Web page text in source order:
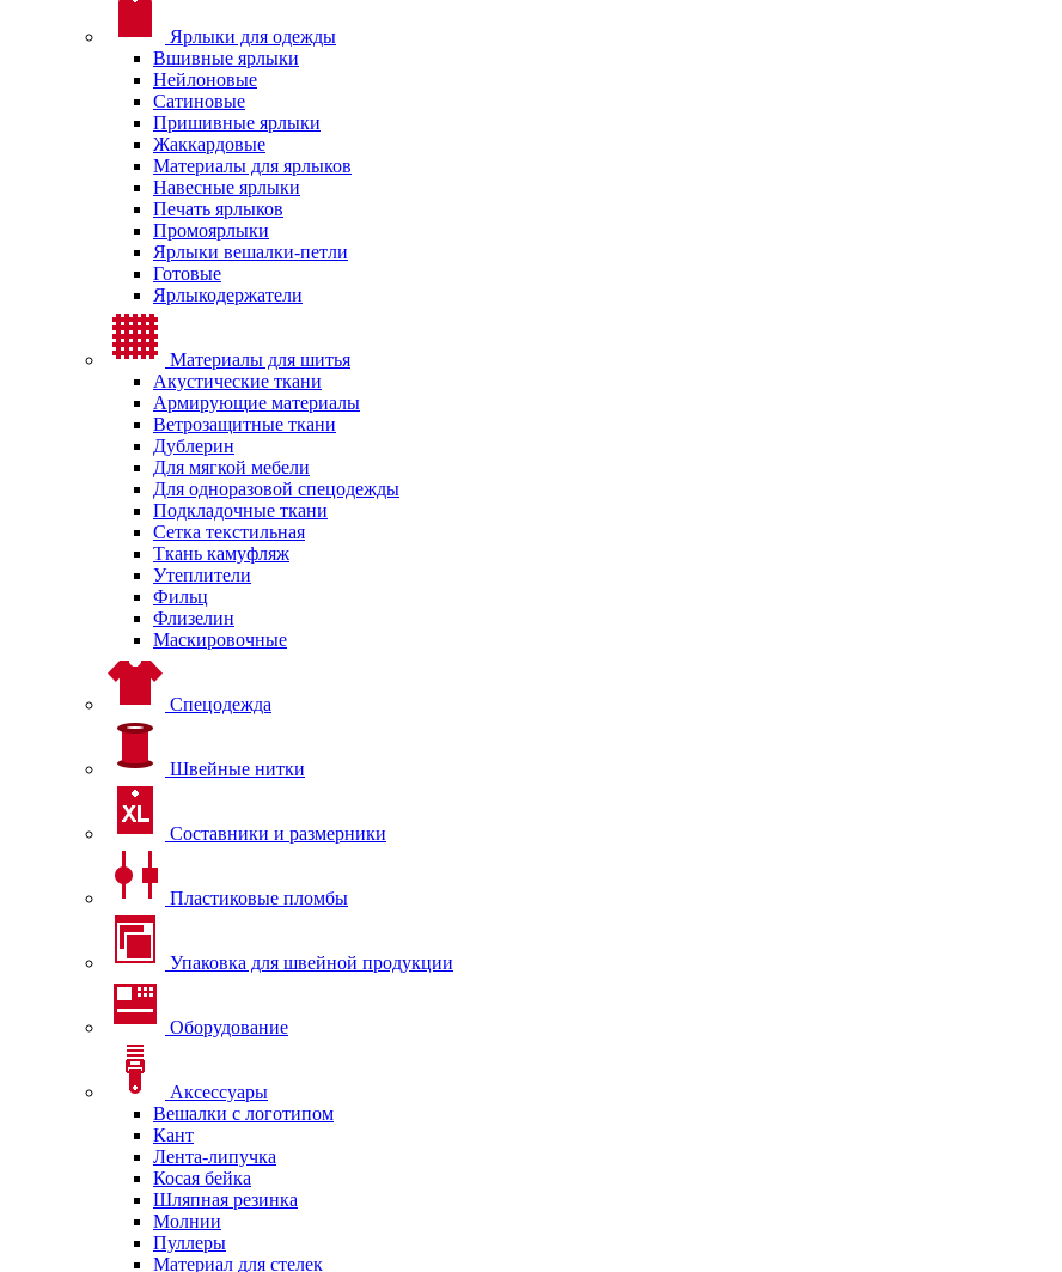
Ярлыки для одежды
Вшивные ярлыки
Нейлоновые
Сатиновые
Пришивные ярлыки
Жаккардовые
Материалы для ярлыков
Навесные ярлыки
Печать ярлыков
Промоярлыки
Ярлыки вешалки-петли
Готовые
Ярлыкодержатели
Материалы для шитья
Акустические ткани
Армирующие материалы
Ветрозащитные ткани
Дублерин
Для мягкой мебели
Для одноразовой спецодежды
Подкладочные ткани
Сетка текстильная
Ткань камуфляж
Утеплители
Фильц
Флизелин
Маскировочные
Спецодежда
Швейные нитки
Составники и размерники
Пластиковые пломбы
Упаковка для швейной продукции
Оборудование
Аксессуары
Вешалки с логотипом
Кант
Лента-липучка
Косая бейка
Шляпная резинка
Молнии
Пуллеры
Материал для стелек